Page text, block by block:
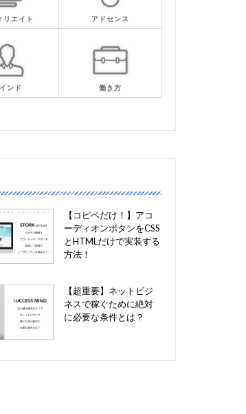
リエイト アドセンス
ンド 働き方
【コピペだけ！】アコ
ーディオンボタンをCSS
とHTMLだけで実装する
方法！
【超重要】ネットビジ
ネスで稼ぐために絶対
に必要な条件とは？